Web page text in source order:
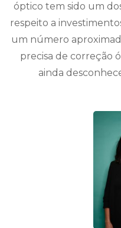
óptico tem sido um
respeito a
um número
precisa de correção
ainda